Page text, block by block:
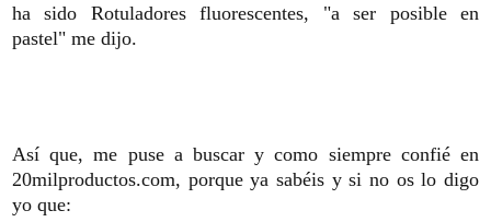
ha sido Rotuladores fluorescentes, "a ser posible en
pastel" me dijo.
Así que, me puse a buscar y como siempre confié en
20milproductos.com, porque ya sabéis y si no os lo digo
yo que: